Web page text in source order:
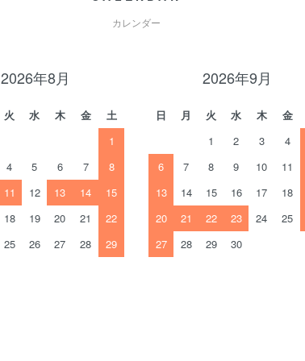
カレンダー
2026年8月
火 水 木 金
土
1
4 5 6 7
8
11 12 13 14
15
18 19 20 21
22
25 26 27 28
29
2026年9月
日 月 火 水 木 金
1
2 3 4
6
7 8 9 10 11
13
14 15 16 17 18
20
21 22 23 24 25
27
28 29 30